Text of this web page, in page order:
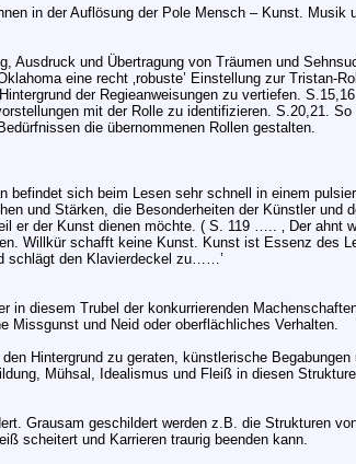
in der Auflösung der Pole Mensch – Kunst. Musik
Ausdruck und Übertragung von Träumen und
eine recht ‚robuste’ Einstellung zur Tristan-
der Regieanweisungen zu vertiefen.
mit der Rolle zu identifizieren. S.20,21. So
die übernommenen Rollen gestalten.
befindet sich beim Lesen sehr schnell in einem
und Stärken, die Besonderheiten der Künstler und
er der Kunst dienen möchte. ( S. 119 ….. ‚ Der ahnt
Willkür schafft keine Kunst. Kunst ist Essenz des
schlägt den Klavierdeckel zu……’
diesem Trubel der konkurrierenden
und Neid oder oberflächliches Verhalten.
Hintergrund zu geraten, künstlerische Begabungen
Mühsal, Idealismus und Fleiß in diesen
Grausam geschildert werden z.B. die Strukturen
scheitert und Karrieren traurig beenden kann.